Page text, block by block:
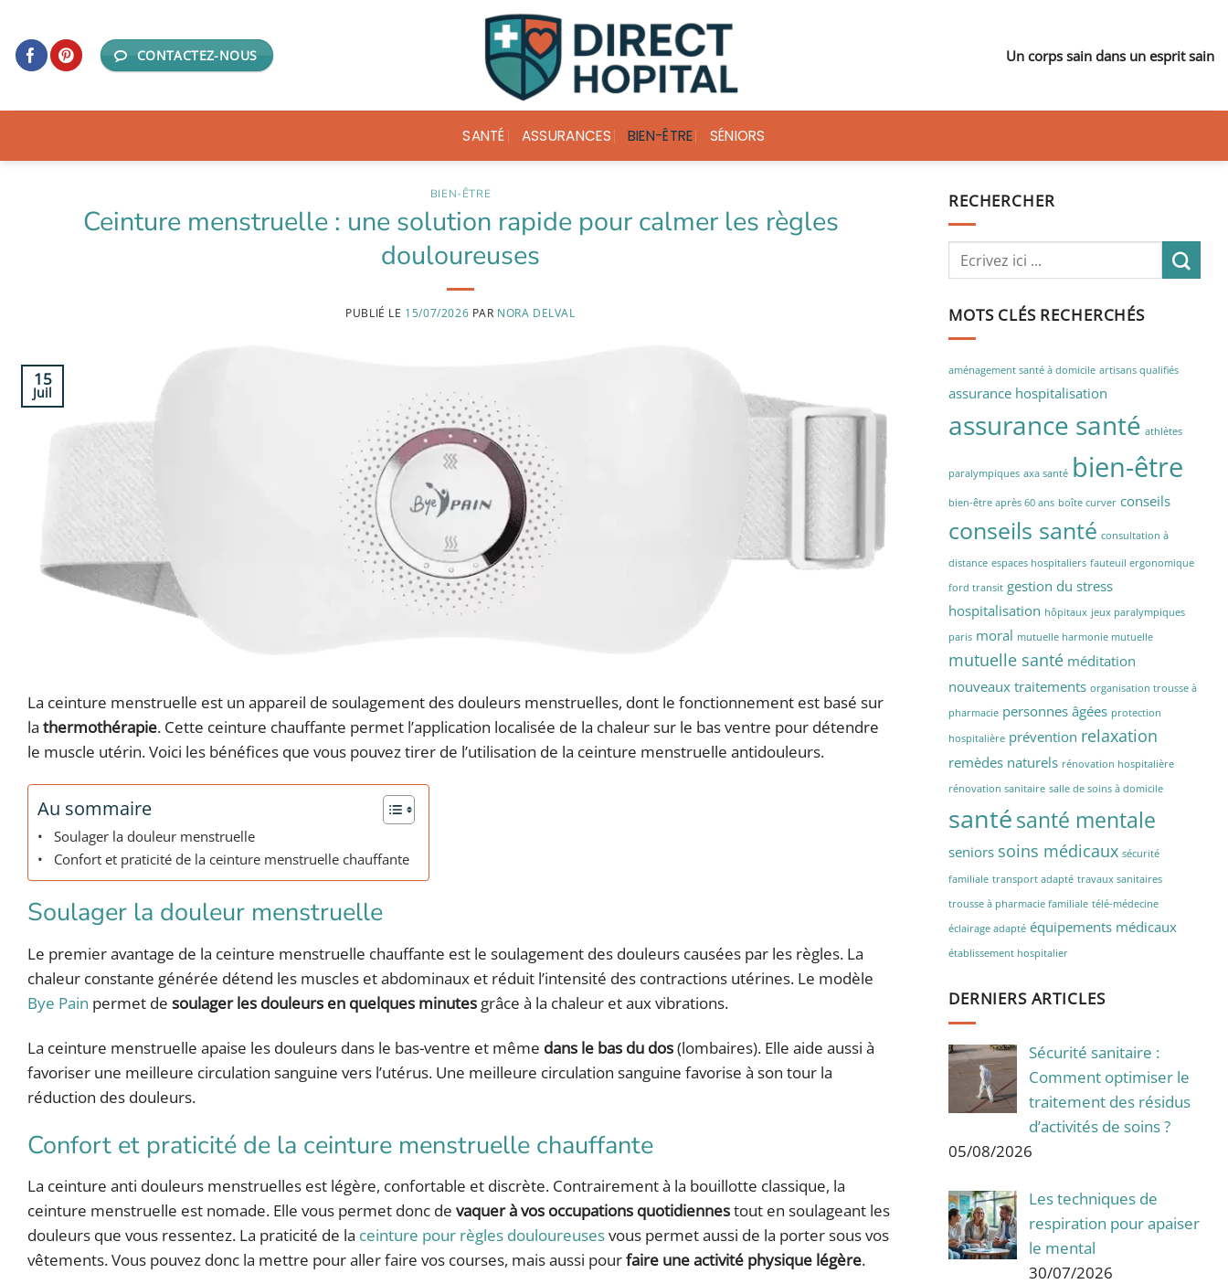
contenu
CONTACTEZ-NOUS Un corps sain dans un esprit sain
SANTÉ ASSURANCES BIEN-ÊTRE SÉNIORS
BIEN-ÊTRE
Ceinture menstruelle : une solution rapide pour calmer les règles
douloureuses
PUBLIÉ LE 15/07/2026 PAR NORA DELVAL
15
Juil
La ceinture menstruelle est un appareil de soulagement des douleurs menstruelles, dont le fonctionnement est basé sur
la thermothérapie. Cette ceinture chauffante permet l’application localisée de la chaleur sur le bas ventre pour détendre
le muscle utérin. Voici les bénéfices que vous pouvez tirer de l’utilisation de la ceinture menstruelle antidouleurs.
Au sommaire
Soulager la douleur menstruelle
Confort et praticité de la ceinture menstruelle chauffante
Soulager la douleur menstruelle
Le premier avantage de la ceinture menstruelle chauffante est le soulagement des douleurs causées par les règles. La
chaleur constante générée détend les muscles et abdominaux et réduit l’intensité des contractions utérines. Le modèle
Bye Pain permet de soulager les douleurs en quelques minutes grâce à la chaleur et aux vibrations.
La ceinture menstruelle apaise les douleurs dans le bas-ventre et même dans le bas du dos(lombaires). Elle aide aussi à
favoriser une meilleure circulation sanguine vers l’utérus. Une meilleure circulation sanguine favorise à son tour la
réduction des douleurs.
Confort et praticité de la ceinture menstruelle chauffante
La ceinture anti douleurs menstruelles est légère, confortable et discrète. Contrairement à la bouillotte classique, la
ceinture menstruelle est nomade. Elle vous permet donc de vaquer à vos occupations quotidiennestout en soulageant les
douleurs que vous ressentez. La praticité de la ceinture pour règles douloureusesvous permet aussi de la porter sous vos
vêtements. Vous pouvez donc la mettre pour aller faire vos courses, mais aussi pourfaire une activité physique légère.
RECHERCHER
MOTS CLÉS RECHERCHÉS
aménagement santé à domicile artisans qualifiés
assurance hospitalisation
assurance santé athlètes
paralympiques axa santé bien-être
bien-être après 60 ans boîte curver conseils
conseils santé consultation à
distance espaces hospitaliers fauteuil ergonomique
ford transit gestion du stress
hospitalisation hôpitaux jeux paralympiques
paris moral mutuelle harmonie mutuelle
mutuelle santé méditation
nouveaux traitements organisation trousse à
pharmacie personnes âgées protection
hospitalière prévention relaxation
remèdes naturels rénovation hospitalière
rénovation sanitaire salle de soins à domicile
santésanté mentale
seniors soins médicaux sécurité
familiale transport adapté travaux sanitaires
trousse à pharmacie familiale télé-médecine
éclairage adapté équipements médicaux
établissement hospitalier
DERNIERS ARTICLES
Sécurité sanitaire :
Comment optimiser le
traitement des résidus
d’activités de soins ?
05/08/2026
Les techniques de
respiration pour apaiser
le mental
30/07/2026